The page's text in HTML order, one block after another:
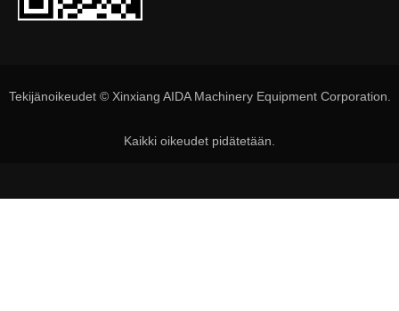
Tekijänoikeudet © Xinxiang AIDA Machinery Equipment Corporation.
Kaikki oikeudet pidätetään.